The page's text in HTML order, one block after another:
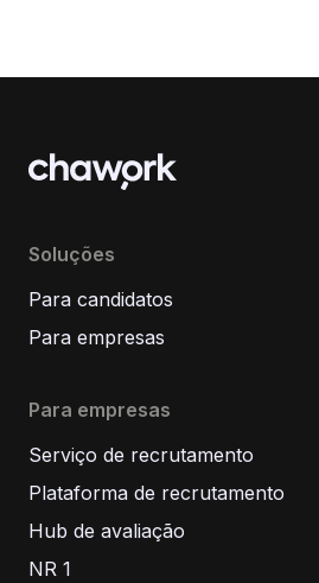
Soluções
Para candidatos
Para empresas
Para empresas
Serviço de recrutamento
Plataforma de recrutamento
Hub de avaliação
NR 1